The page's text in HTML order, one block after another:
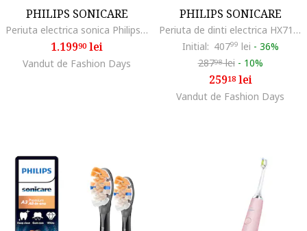
PHILIPS SONICARE
Periuta electrica sonica Philips Prestige 9900, 62000 miscari/minut, tehnologie SenseIQ, aplicatie Sonicare cu inteligenta artificiala, wireless Bluetooth, senzori integrati, 5 moduri personalizabile, 1 cap de periere, Albastru
1.19990lei
Vandut de Fashion Days
PHILIPS SONICARE
Periuta de dinti electrica HX7108/01, 62.000 miscari/minut, autonomie 21 zile, 1 mod periere, 2 intensitati, senzor presiune integrat, functia BrushSync, inclus capat de periere Otimal White, alb
Initial: 40799 lei - 36%
28798lei - 10%
25918lei
Vandut de Fashion Days